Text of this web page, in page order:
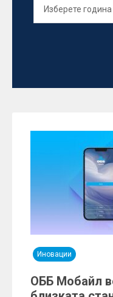
Иновации
ОББ Мобайл